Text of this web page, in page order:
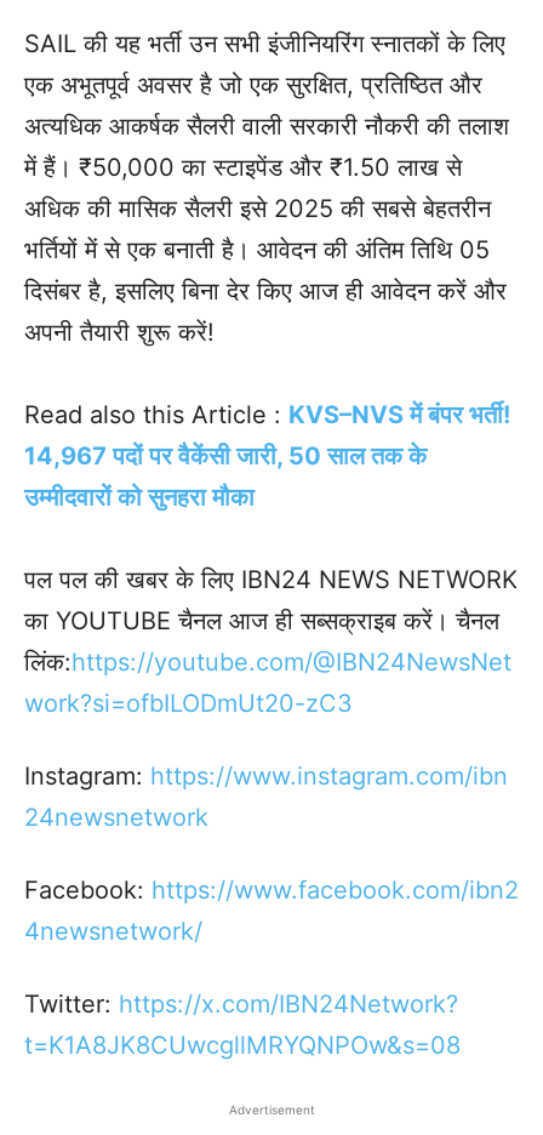
SAIL की यह भर्ती उन सभी इंजीनियरिंग स्नातकों के लिए
एक अभूतपूर्व अवसर है जो एक सुरक्षित, प्रतिष्ठित और
अत्यधिक आकर्षक सैलरी वाली सरकारी नौकरी की तलाश
में हैं। ₹50,000 का स्टाइपेंड और ₹1.50 लाख से
अधिक की मासिक सैलरी इसे 2025 की सबसे बेहतरीन
भर्तियों में से एक बनाती है। आवेदन की अंतिम तिथि 05
दिसंबर है, इसलिए बिना देर किए आज ही आवेदन करें और
अपनी तैयारी शुरू करें!
Read also this Article : KVS–NVS में बंपर भर्ती!
14,967 पदों पर वैकेंसी जारी, 50 साल तक के
उम्मीदवारों को सुनहरा मौका
पल पल की खबर के लिए IBN24 NEWS NETWORK
का YOUTUBE चैनल आज ही सब्सक्राइब करें। चैनल
लिंक:https://youtube.com/@IBN24NewsNet
work?si=ofbILODmUt20-zC3
Instagram: https://www.instagram.com/ibn
24newsnetwork
Facebook: https://www.facebook.com/ibn2
4newsnetwork/
Twitter: https://x.com/IBN24Network?
t=K1A8JK8CUwcgllMRYQNPOw&s=08
Advertisement